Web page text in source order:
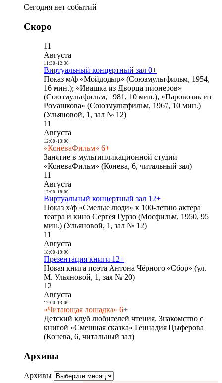
Сегодня нет событий
Скоро
11
Августа
11:30- 12:30
Виртуальный концертный зал 0+
Показ м/ф «Мойдодыр» (Союзмультфильм, 1954,
16 мин.); «Ивашка из Дворца пионеров»
(Союзмультфильм, 1981, 10 мин.); «Паровозик из
Ромашкова» (Союзмультфильм, 1967, 10 мин.)
(Ульяновой, 1, зал № 12)
11
Августа
12:00- 13:00
«КоневаФильм» 6+
Занятие в мультипликационной студии
«КоневаФильм» (Конева, 6, читальный зал)
11
Августа
17:00- 18:00
Виртуальный концертный зал 12+
Показ х/ф «Смелые люди» к 100-летию актера
театра и кино Сергея Гурзо (Мосфильм, 1950, 95
мин.) (Ульяновой, 1, зал № 12)
11
Августа
18:00- 19:00
Презентация книги 12+
Новая книга поэта Антона Чёрного «Сбор» (ул.
М. Ульяновой, 1, зал № 20)
12
Августа
12:00- 13:00
«Читающая лошадка» 6+
Детский клуб любителей чтения. Знакомство с
книгой «Смешная сказка» Геннадия Цыферова
(Конева, 6, читальный зал)
Архивы
Архивы